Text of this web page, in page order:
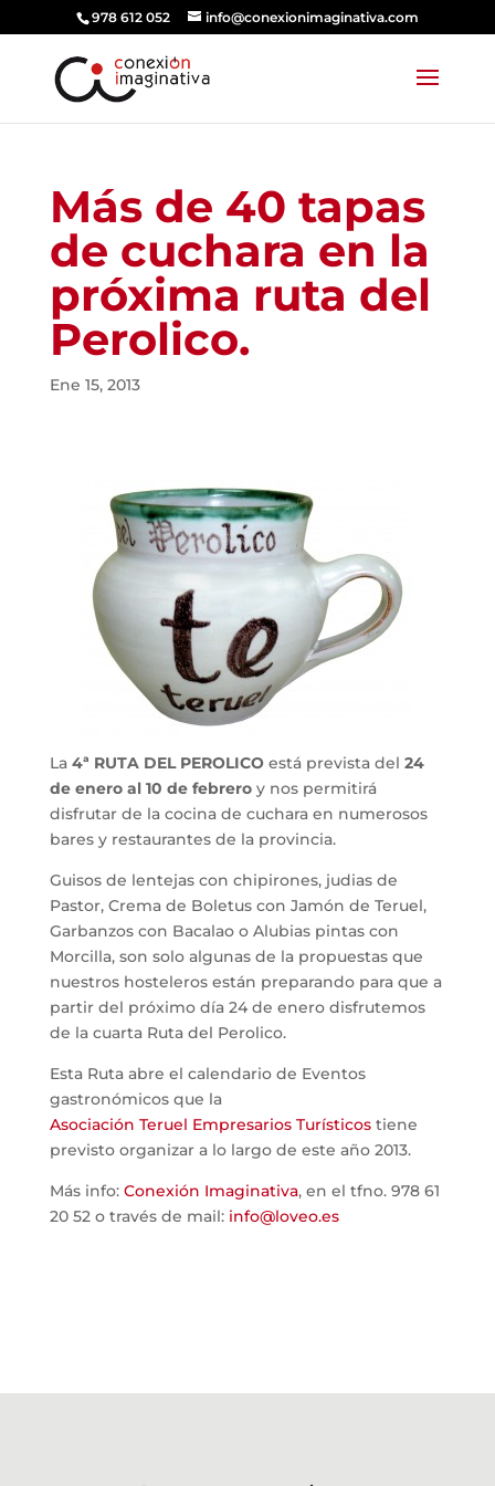
978 612 052 info@conexionimaginativa.com
Más de 40 tapas
de cuchara en la
próxima ruta del
Perolico.
Ene 15, 2013
La 4ª RUTA DEL PEROLICOestá prevista del 24
de enero al 10 de febrero y nos permitirá
disfrutar de la cocina de cuchara en numerosos
bares y restaurantes de la provincia.
Guisos de lentejas con chipirones, judias de
Pastor, Crema de Boletus con Jamón de Teruel,
Garbanzos con Bacalao o Alubias pintas con
Morcilla, son solo algunas de la propuestas que
nuestros hosteleros están preparando para que a
partir del próximo día 24 de enero disfrutemos
de la cuarta Ruta del Perolico.
Esta Ruta abre el calendario de Eventos
gastronómicos que la
Asociación Teruel Empresarios Turísticos tiene
previsto organizar a lo largo de este año 2013.
Más info: Conexión Imaginativa, en el tfno. 978 61
20 52 o través de mail: info@loveo.es